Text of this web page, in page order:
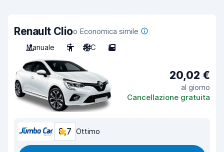
Renault Clioo Economica simile
Manuale
5 A/C 5
20,02 €
al giorno
Cancellazione gratuita
8,7 Ottimo